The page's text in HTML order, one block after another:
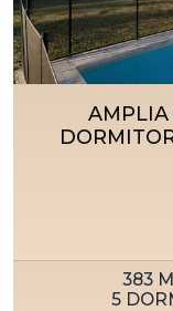
AMPLIA
383M
5